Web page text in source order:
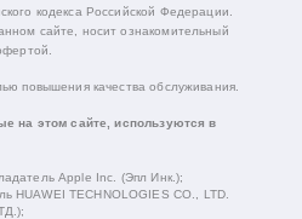
кодекса Российской Федерации.
сайте, носит ознакомительный
повышения качества обслуживания.
на этом сайте, используются в
Apple Inc. (Эпл Инк.);
HUAWEI TECHNOLOGIES CO., LTD.